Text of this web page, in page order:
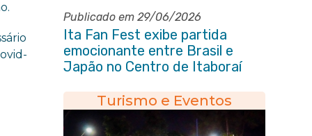
Publicado em 29/06/2026
Ita Fan Fest exibe partida
emocionante entre Brasil e
Japão no Centro de Itaboraí
Turismo e Eventos